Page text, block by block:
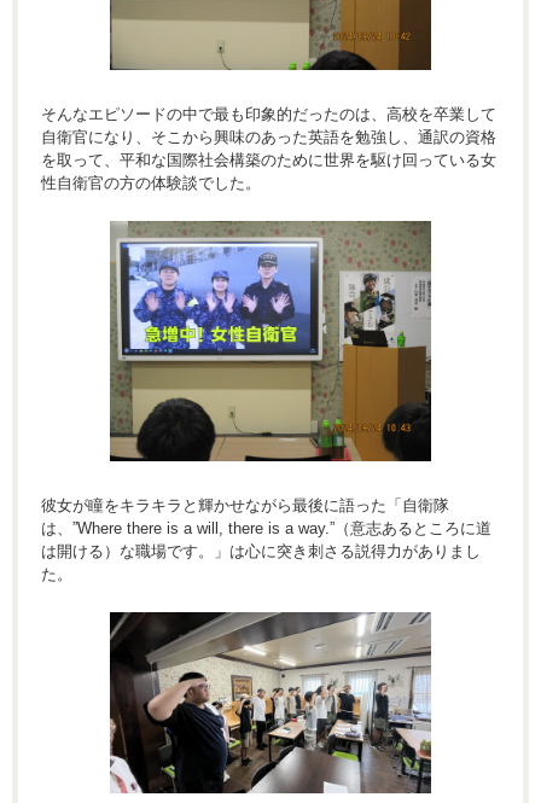
そんなエピソードの中で最も印象的だったのは、高校を卒業して
自衛官になり、そこから興味のあった英語を勉強し、通訳の資格
を取って、平和な国際社会構築のために世界を駆け回っている女
性自衛官の方の体験談でした。
彼女が瞳をキラキラと輝かせながら最後に語った「自衛隊
は、”Where there is a will, there is a way.”（意志あるところに道
は開ける）な職場です。」は心に突き刺さる説得力がありまし
た。